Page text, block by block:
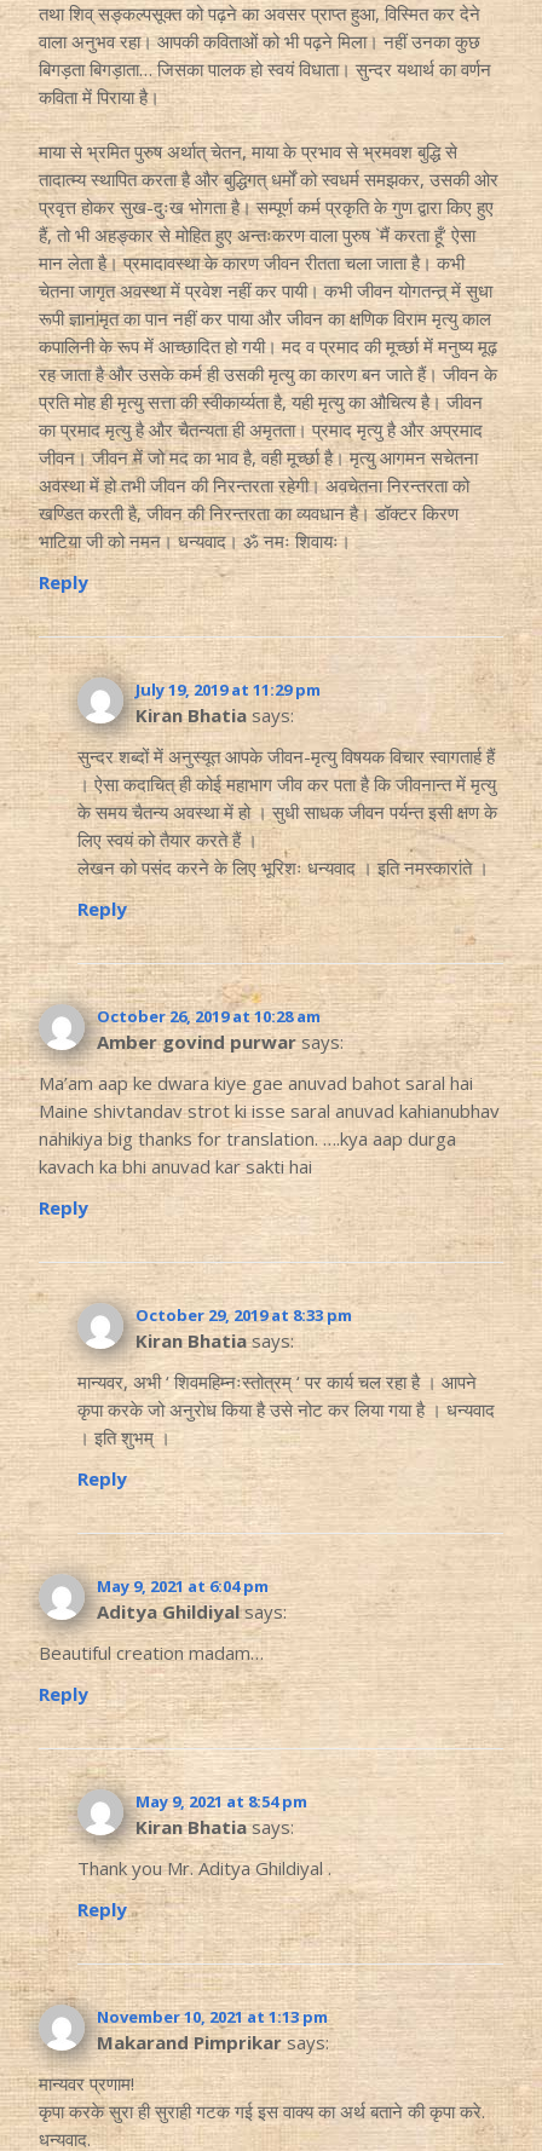
तथा शिव् सङ्कल्पसूक्त को पढ़ने का अवसर प्राप्त हुआ, विस्मित कर देने
वाला अनुभव रहा। आपकी कविताओं को भी पढ़ने मिला। नहीं उनका कुछ
बिगड़ता बिगड़ाता… जिसका पालक हो स्वयं विधाता। सुन्दर यथार्थ का वर्णन
कविता में पिराया है।
माया से भ्रमित पुरुष अर्थात् चेतन, माया के प्रभाव से भ्रमवश बुद्धि से
तादात्म्य स्थापित करता है और बुद्धिगत् धर्मों को स्वधर्म समझकर, उसकी ओर
प्रवृत्त होकर सुख-दुःख भोगता है। सम्पूर्ण कर्म प्रकृति के गुण द्वारा किए हुए
हैं, तो भी अहङ्कार से मोहित हुए अन्तःकरण वाला पुरुष `मैं करता हूँ’ ऐसा
मान लेता है। प्रमादावस्था के कारण जीवन रीतता चला जाता है। कभी
चेतना जागृत अवस्था में प्रवेश नहीं कर पायी। कभी जीवन योगतन्त्र् में सुधा
रूपी ज्ञानांमृत का पान नहीं कर पाया और जीवन का क्षणिक विराम मृत्यु काल
कपालिनी के रूप में आच्छादित हो गयी। मद व प्रमाद की मूर्च्छा में मनुष्य मूढ़
रह जाता है और उसके कर्म ही उसकी मृत्यु का कारण बन जाते हैं। जीवन के
प्रति मोह ही मृत्यु सत्ता की स्वीकार्य्यता है, यही मृत्यु का औचित्य है। जीवन
का प्रमाद मृत्यु है और चैतन्यता ही अमृतता। प्रमाद मृत्यु है और अप्रमाद
जीवन। जीवन में जो मद का भाव है, वही मूर्च्छा है। मृत्यु आगमन सचेतना
अवस्था में हो तभी जीवन की निरन्तरता रहेगी। अवचेतना निरन्तरता को
खण्डित करती है, जीवन की निरन्तरता का व्यवधान है। डॉक्टर किरण
भाटिया जी को नमन। धन्यवाद। ॐ नमः शिवायः।
Reply
July 19, 2019 at 11:29 pm
Kiran Bhatia says:
सुन्दर शब्दों में अनुस्यूत आपके जीवन-मृत्यु विषयक विचार स्वागतार्ह हैं
। ऐसा कदाचित् ही कोई महाभाग जीव कर पता है कि जीवनान्त में मृत्यु
के समय चैतन्य अवस्था में हो । सुधी साधक जीवन पर्यन्त इसी क्षण के
लिए स्वयं को तैयार करते हैं ।
लेखन को पसंद करने के लिए भूरिशः धन्यवाद । इति नमस्कारांते ।
Reply
October 26, 2019 at 10:28 am
Amber govind purwar says:
Ma’am aap ke dwara kiye gae anuvad bahot saral hai
Maine shivtandav strot ki isse saral anuvad kahianubhav
nahikiya big thanks for translation. ….kya aap durga
kavach ka bhi anuvad kar sakti hai
Reply
October 29, 2019 at 8:33 pm
Kiran Bhatia says:
मान्यवर, अभी ‘ शिवमहिम्नःस्तोत्रम् ‘ पर कार्य चल रहा है । आपने
कृपा करके जो अनुरोध किया है उसे नोट कर लिया गया है । धन्यवाद
। इति शुभम् ।
Reply
May 9, 2021 at 6:04 pm
Aditya Ghildiyal says:
Beautiful creation madam…
Reply
May 9, 2021 at 8:54 pm
Kiran Bhatia says:
Thank you Mr. Aditya Ghildiyal .
Reply
November 10, 2021 at 1:13 pm
Makarand Pimprikar says:
मान्यवर प्रणाम!
कृपा करके सुरा ही सुराही गटक गई इस वाक्य का अर्थ बताने की कृपा करे.
धन्यवाद.